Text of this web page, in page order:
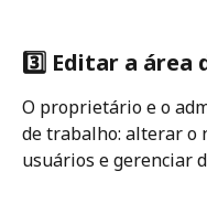
3️⃣ Editar a área
O proprietário e o
de trabalho: alterar o
usuários e gerenciar